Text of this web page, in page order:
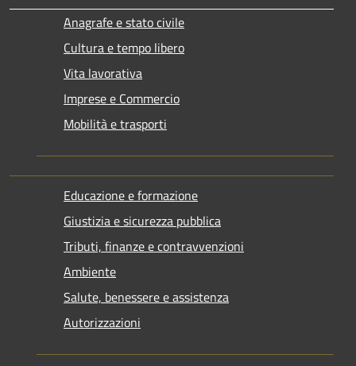
Anagrafe e stato civile
Cultura e tempo libero
Vita lavorativa
Imprese e Commercio
Mobilità e trasporti
Educazione e formazione
Giustizia e sicurezza pubblica
Tributi, finanze e contravvenzioni
Ambiente
Salute, benessere e assistenza
Autorizzazioni